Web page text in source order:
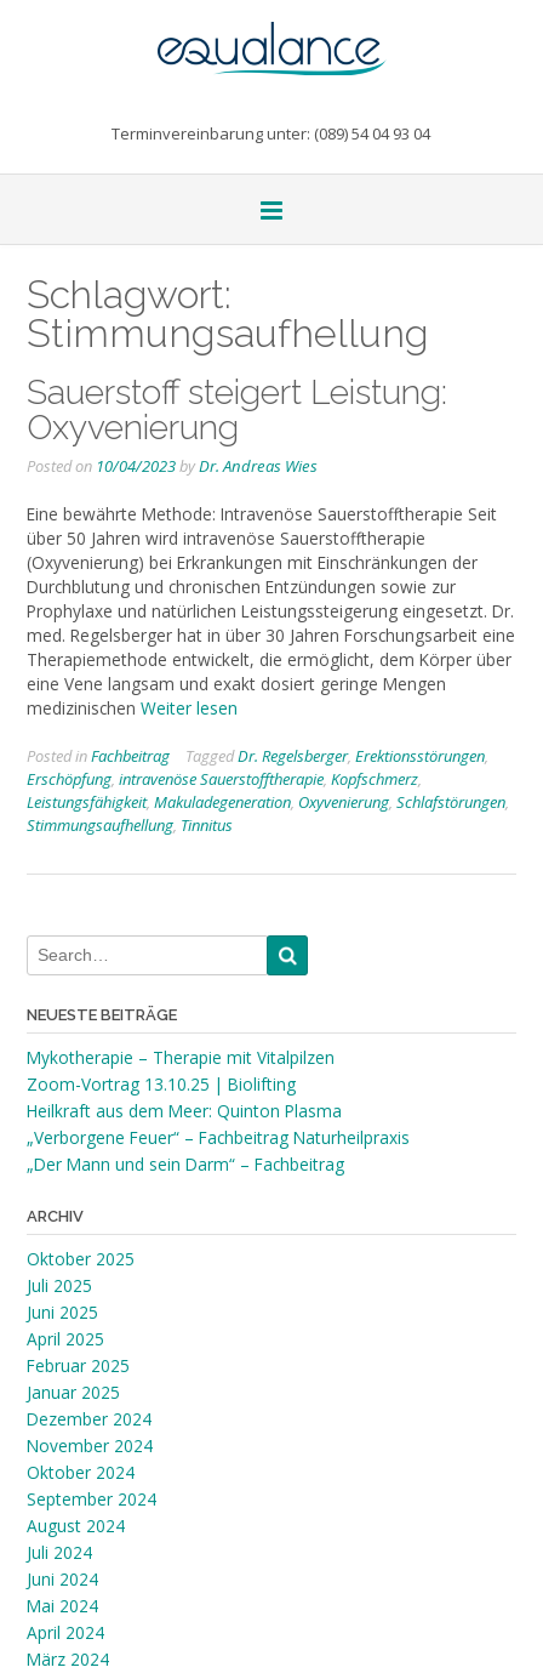
Terminvereinbarung unter: (089) 54 04 93 04
Schlagwort:
Stimmungsaufhellung
Sauerstoff steigert Leistung:
Oxyvenierung
Posted on 10/04/2023byDr. Andreas Wies
Eine bewährte Methode: Intravenöse Sauerstofftherapie Seit
über 50 Jahren wird intravenöse Sauerstofftherapie
(Oxyvenierung) bei Erkrankungen mit Einschränkungen der
Durchblutung und chronischen Entzündungen sowie zur
Prophylaxe und natürlichen Leistungssteigerung eingesetzt. Dr.
med. Regelsberger hat in über 30 Jahren Forschungsarbeit eine
Therapiemethode entwickelt, die ermöglicht, dem Körper über
eine Vene langsam und exakt dosiert geringe Mengen
medizinischen Weiter lesen
Posted inFachbeitrag TaggedDr. Regelsberger, Erektionsstörungen,
Erschöpfung, intravenöse Sauerstofftherapie, Kopfschmerz,
Leistungsfähigkeit, Makuladegeneration, Oxyvenierung, Schlafstörungen,
Stimmungsaufhellung, Tinnitus
NEUESTE BEITRÄGE
Mykotherapie – Therapie mit Vitalpilzen
Zoom-Vortrag 13.10.25 | Biolifting
Heilkraft aus dem Meer: Quinton Plasma
„Verborgene Feuer“ – Fachbeitrag Naturheilpraxis
„Der Mann und sein Darm“ – Fachbeitrag
ARCHIV
Oktober 2025
Juli 2025
Juni 2025
April 2025
Februar 2025
Januar 2025
Dezember 2024
November 2024
Oktober 2024
September 2024
August 2024
Juli 2024
Juni 2024
Mai 2024
April 2024
März 2024